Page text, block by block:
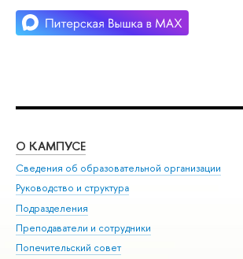
О КАМПУСЕ
Сведения об образовательной организации
Руководство и структура
Подразделения
Преподаватели и сотрудники
Попечительский совет